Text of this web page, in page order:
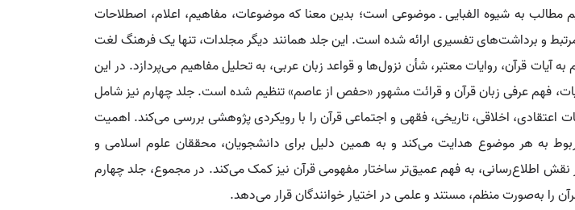
به شیوه الفبایی ـ موضوعی است؛ بدین معنا که موضوعات، مفاهیم، اعلام، اصطلاحات
و برداشت‌های تفسیری ارائه شده است. این جلد همانند دیگر مجلدات، تنها یک فرهنگ لغت
قرآن، روایات معتبر، شأن نزول‌ها و قواعد زبان عربی، به تحلیل مفاهیم می‌پردازد. در این
فهم عرفی زبان قرآن و قرائت مشهور «حفص از عاصم» تنظیم شده است. جلد چهارم نیز شامل
اخلاقی، تاریخی، فقهی و اجتماعی قرآن را با رویکردی پژوهشی بررسی می‌کند. اهمیت
به هر موضوع هدایت می‌کند و به همین دلیل برای دانشجویان، محققان علوم اسلامی و
نقش اطلاع‌رسانی، به فهم عمیق‌تر ساختار مفهومی قرآن نیز کمک می‌کند. در مجموع، جلد چهارم
به‌صورت منظم، مستند و علمی در اختیار خوانندگان قرار می‌دهد.